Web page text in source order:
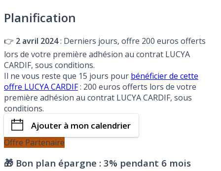
Planification
👉 2 avril 2024: Derniers jours, offre 200 euros offerts
lors de votre première adhésion au contrat LUCYA
CARDIF, sous conditions.
Il ne vous reste que 15 jours pour bénéficier de cette
offre LUCYA CARDIF: 200 euros offerts lors de votre
première adhésion au contrat LUCYA CARDIF, sous
conditions.
Ajouter à mon calendrier
Offre Partenaire
🎁 Bon plan épargne : 3% pendant 6 mois